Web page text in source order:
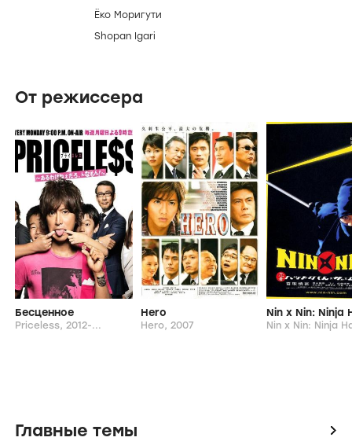
Ёко Моригути
Shopan Igari
От режиссера
Бесценное
Priceless, 2012-...
Hero
Hero, 2007
Главные темы icon